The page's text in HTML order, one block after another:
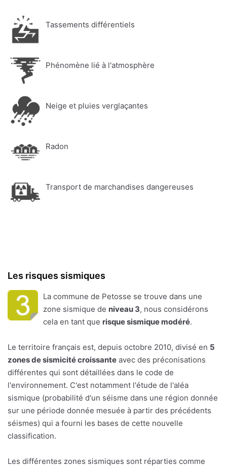
Tassements différentiels
Phénomène lié à l'atmosphère
Neige et pluies verglaçantes
Radon
Transport de marchandises dangereuses
Les risques sismiques
La commune de Petosse se trouve dans une
zone sismique de niveau 3, nous considérons
cela en tant que risque sismique modéré.
Le territoire français est, depuis octobre 2010, divisé en 5
zones de sismicité croissante avec des préconisations
différentes qui sont détaillées dans le code de
l'environnement. C'est notamment l'étude de l'aléa
sismique (probabilité d'un séisme dans une région donnée
sur une période donnée mesuée à partir des précédents
séismes) qui a fourni les bases de cette nouvelle
classification.
Les différentes zones sismiques sont réparties comme